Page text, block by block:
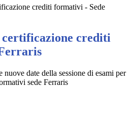
crediti formativi - Sede
crediti
date della sessione di esami per
sede Ferraris